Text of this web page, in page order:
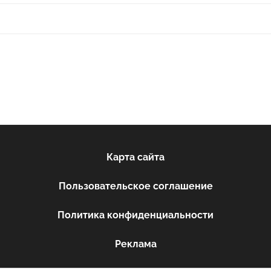
Карта сайта
Пользовательское соглашение
Политика конфиденциальности
Реклама